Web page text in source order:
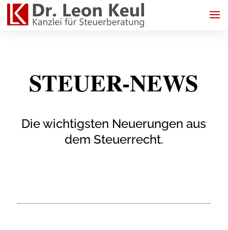
STEUER-NEWS
Die wichtigsten Neuerungen aus
dem Steuerrecht.